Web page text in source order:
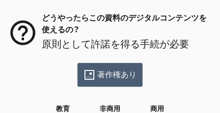
どうやったらこの資料のデジタルコンテンツを
使えるの？
原則として許諾を得る手続が必要
著作権あり
教育 非商用 商用